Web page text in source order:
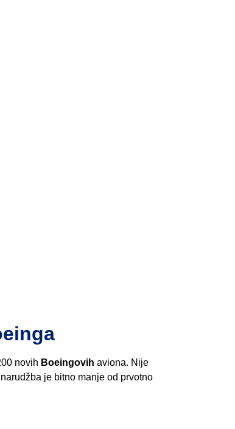
novih Boeingovih aviona. Nije
je bitno manje od prvotno